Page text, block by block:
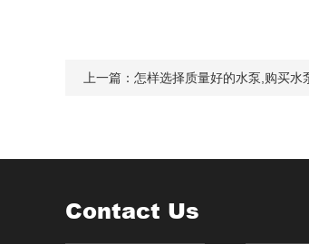
上一篇： 怎样选择质量好的水泵,购买水
Contact Us